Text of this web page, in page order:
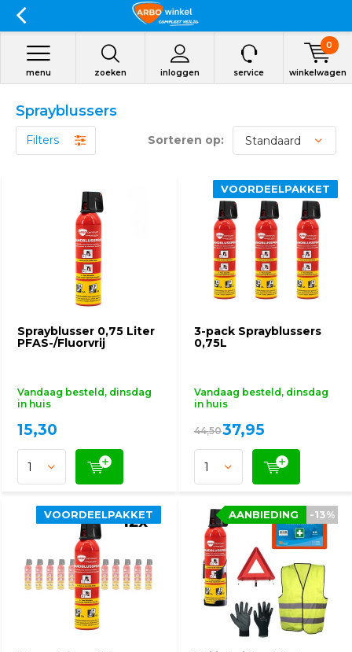
zoeken inloggen
menu service winkelwagen
0
Sprayblussers
Filters Sorteren op:
Sprayblusser 0,75 Liter
PFAS-/Fluorvrij
Vandaag besteld, dinsdag
in huis
15,30
3-pack Sprayblussers
0,75L
Vandaag besteld, dinsdag
in huis
VOORDEELPAKKET
44,5037,95
VOORDEELPAKKET
VOORDEELPAKKET
VOORDEELPAKKET -13%
AANBIEDING -13%
AANBIEDING